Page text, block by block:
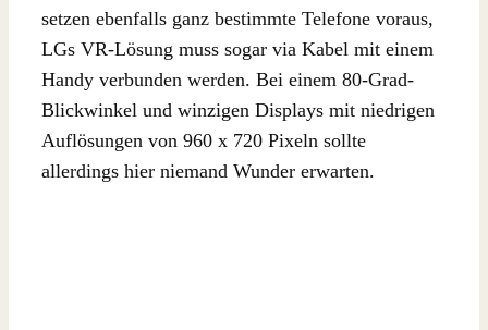
setzen ebenfalls ganz bestimmte Telefone voraus,
LGs VR-Lösung muss sogar via Kabel mit einem
Handy verbunden werden. Bei einem 80-Grad-
Blickwinkel und winzigen Displays mit niedrigen
Auflösungen von 960 x 720 Pixeln sollte
allerdings hier niemand Wunder erwarten.